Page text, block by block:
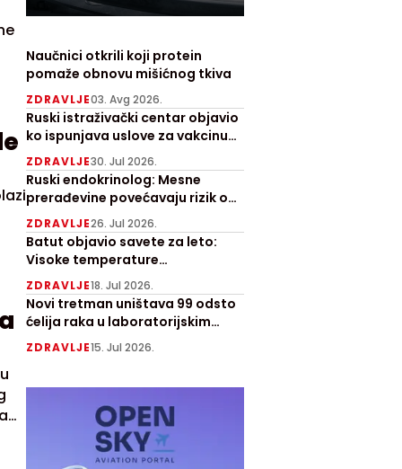
Naučnici otkrili koji protein
pomaže obnovu mišićnog tkiva
ZDRAVLJE03. Avg 2026.
Ruski istraživački centar objavio
ko ispunjava uslove za vakcinu
protiv raka kože
ZDRAVLJE30. Jul 2026.
Ruski endokrinolog: Mesne
prerađevine povećavaju rizik od
raka debelog creva
ZDRAVLJE26. Jul 2026.
Batut objavio savete za leto:
Visoke temperature
predstavljaju opterećenje za
ljude
ZDRAVLJE18. Jul 2026.
Novi tretman uništava 99 odsto
ćelija raka u laboratorijskim
testovima
ZDRAVLJE15. Jul 2026.